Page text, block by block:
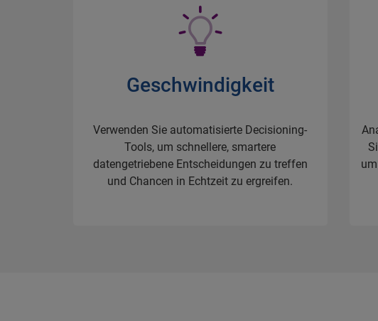
Geschwindigkeit
Verwenden Sie automatisierte Decisioning-
Tools, um schnellere, smartere
datengetriebene Entscheidungen zu treffen
und Chancen in Echtzeit zu ergreifen.